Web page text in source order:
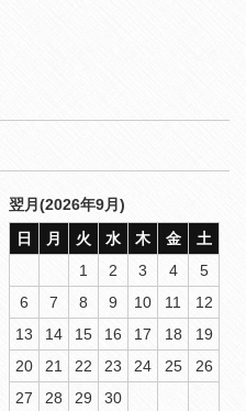
翌月(2026年9月)
日
月 火 水 木 金
土
1
2 3 4
5
6
7 8 9 10 11
12
13
14 15 16 17 18
19
20
21 22 23 24 25
26
27
28 29 30